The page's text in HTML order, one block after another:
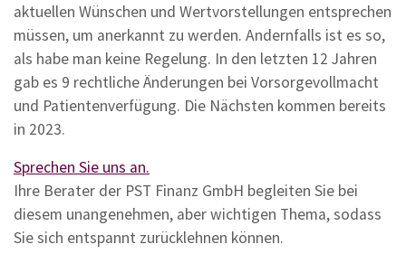
aktuellen Wünschen und Wertvorstellungen entsprechen
müssen, um anerkannt zu werden. Andernfalls ist es so,
als habe man keine Regelung. In den letzten 12 Jahren
gab es 9 rechtliche Änderungen bei Vorsorgevollmacht
und Patientenverfügung. Die Nächsten kommen bereits
in 2023.
Sprechen Sie uns an.
Ihre Berater der PST Finanz GmbH begleiten Sie bei
diesem unangenehmen, aber wichtigen Thema, sodass
Sie sich entspannt zurücklehnen können.